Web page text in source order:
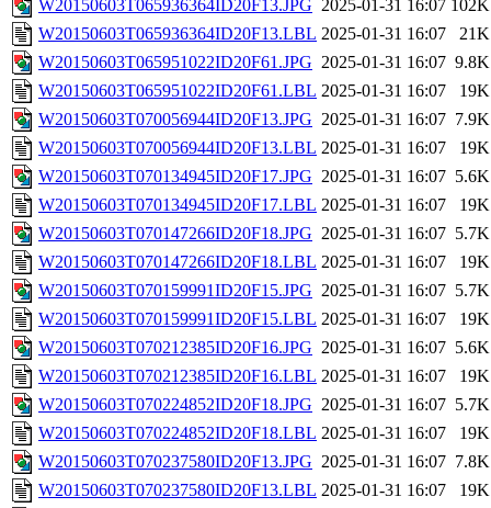
W20150603T065936364ID20F13.JPG 2025-01-31 16:07 102K
W20150603T065936364ID20F13.LBL 2025-01-31 16:07
21K
W20150603T065951022ID20F61.JPG 2025-01-31 16:07 9.8K
W20150603T065951022ID20F61.LBL 2025-01-31 16:07
19K
W20150603T070056944ID20F13.JPG 2025-01-31 16:07 7.9K
W20150603T070056944ID20F13.LBL 2025-01-31 16:07
19K
W20150603T070134945ID20F17.JPG 2025-01-31 16:07 5.6K
W20150603T070134945ID20F17.LBL 2025-01-31 16:07
19K
W20150603T070147266ID20F18.JPG 2025-01-31 16:07 5.7K
W20150603T070147266ID20F18.LBL 2025-01-31 16:07
19K
W20150603T070159991ID20F15.JPG 2025-01-31 16:07 5.7K
W20150603T070159991ID20F15.LBL 2025-01-31 16:07
19K
W20150603T070212385ID20F16.JPG 2025-01-31 16:07 5.6K
W20150603T070212385ID20F16.LBL 2025-01-31 16:07
19K
W20150603T070224852ID20F18.JPG 2025-01-31 16:07 5.7K
W20150603T070224852ID20F18.LBL 2025-01-31 16:07
19K
W20150603T070237580ID20F13.JPG 2025-01-31 16:07 7.8K
W20150603T070237580ID20F13.LBL 2025-01-31 16:07
19K